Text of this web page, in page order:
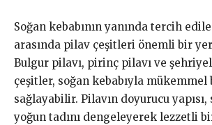
Soğan kebabının yanında tercih
arasında pilav çeşitleri önemli bir
Bulgur pilavı, pirinç pilavı ve
çeşitler, soğan kebabıyla mükemmel
sağlayabilir. Pilavın doyurucu yapısı,
yoğun tadını dengeleyerek lezzetli